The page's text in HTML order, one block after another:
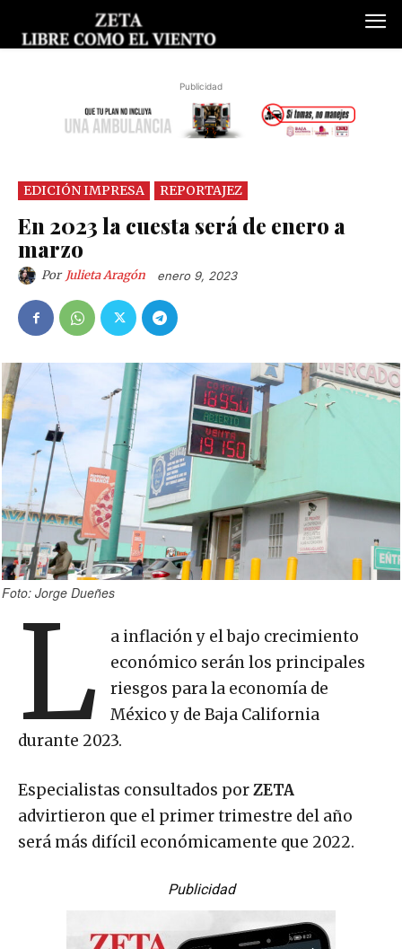
Publicidad
EDICIÓN IMPRESA REPORTAJEZ
En 2023 la cuesta será de enero a
marzo
Por Julieta Aragón enero 9, 2023
Foto: Jorge Dueñes
L
a inflación y el bajo crecimiento
económico serán los principales
riesgos para la economía de
México y de Baja California
durante 2023.
Especialistas consultados porZETA
advirtieron que el primer trimestre del año
será más difícil económicamente que 2022.
Publicidad